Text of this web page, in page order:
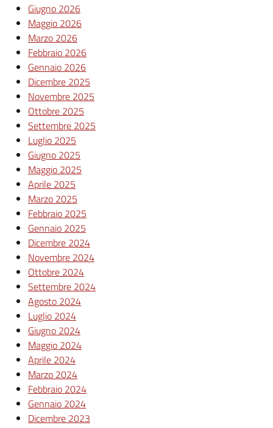
Giugno 2026
Maggio 2026
Marzo 2026
Febbraio 2026
Gennaio 2026
Dicembre 2025
Novembre 2025
Ottobre 2025
Settembre 2025
Luglio 2025
Giugno 2025
Maggio 2025
Aprile 2025
Marzo 2025
Febbraio 2025
Gennaio 2025
Dicembre 2024
Novembre 2024
Ottobre 2024
Settembre 2024
Agosto 2024
Luglio 2024
Giugno 2024
Maggio 2024
Aprile 2024
Marzo 2024
Febbraio 2024
Gennaio 2024
Dicembre 2023